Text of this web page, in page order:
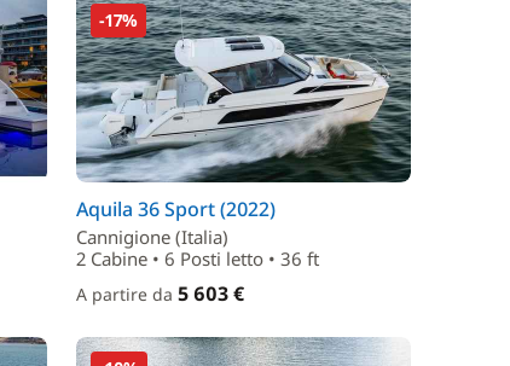
-17%
Aquila 36 Sport (2022)
Cannigione (Italia)
2 Cabine • 6 Posti letto • 36 ft
A partire da 5 603 €